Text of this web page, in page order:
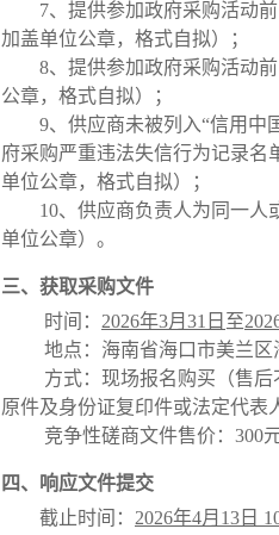
7、 提供参加政府采购活动
加盖单位公章，格式自拟）
；
8、提供参加政府采购活动
公章，格式自拟）；
9、 供应商未被列入“信用中
府采购严重违法失信行为记录名
单位公章，格式自拟）；
10、供应商负责人为同一
单位公章）。
三、获取采购文件
时间： 2026年3月31 日 至202
地点： 海南省海口市美兰
方式：现场报名购买（售后
原件及身份证复印件或法定代表
竞争性磋商文件售价： 300
四、响应文件提交
截止时间： 2026年4月13日